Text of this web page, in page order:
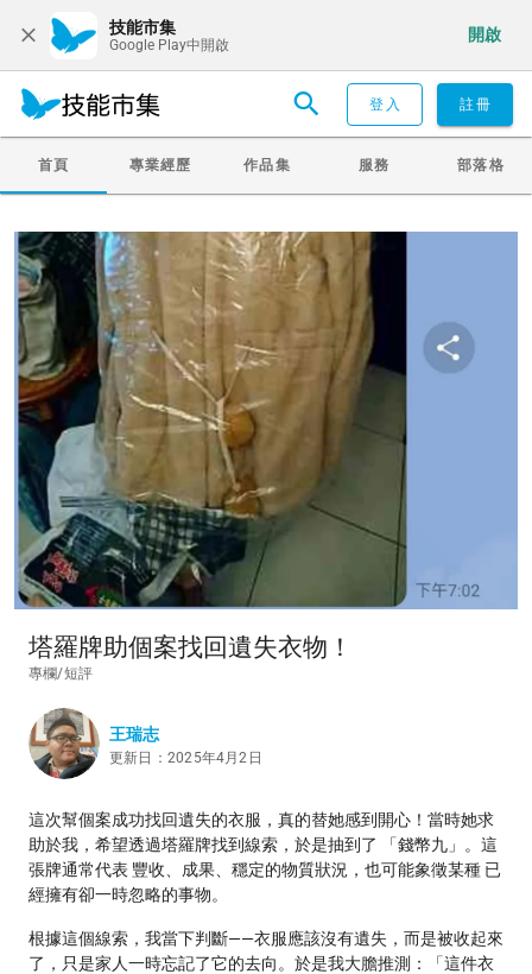
技能市集
Google Play中開啟
開啟
登入 註冊
首頁 專業經歷 作品集 服務 部落格
塔羅牌助個案找回遺失衣物！
專欄/短評
王瑞志
更新日：2025年4月2日
這次幫個案成功找回遺失的衣服，真的替她感到開心！當時她求
助於我，希望透過塔羅牌找到線索，於是抽到了 「錢幣九」。這
張牌通常代表 豐收、成果、穩定的物質狀況，也可能象徵某種 已
經擁有卻一時忽略的事物。
根據這個線索，我當下判斷——衣服應該沒有遺失，而是被收起來
了，只是家人一時忘記了它的去向。於是我大膽推測：「這件衣